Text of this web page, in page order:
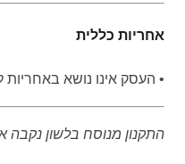
אחריות כללית
• העסק אינו נושא
התקנון מנוסח בלשון נקבה